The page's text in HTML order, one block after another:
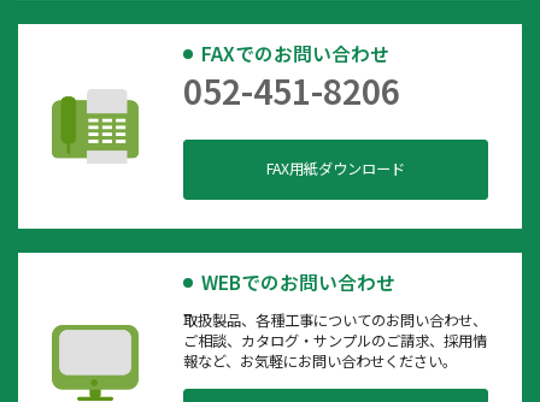
FAXでのお問い合わせ
052-451-8206
FAX用紙ダウンロード
WEBでのお問い合わせ
取扱製品、各種工事についてのお問い合わせ、
ご相談、カタログ・サンプルのご請求、採用情
報など、お気軽にお問い合わせください。